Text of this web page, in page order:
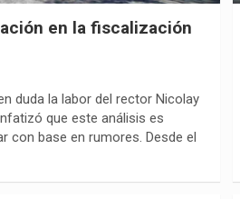
en la fiscalización
duda la labor del rector Nicolay
que este análisis es
con base en rumores. Desde el